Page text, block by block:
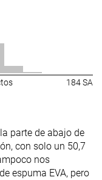
184 SA
parte de abajo de
con solo un 50,7
nos
espuma EVA, pero